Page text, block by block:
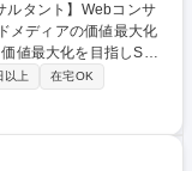
値最大化を目指しSE
企画・実行支援をお
記事企画提案～進行管
抽出、デザインやサイ
題解決に取り組みま
以上
在宅OK